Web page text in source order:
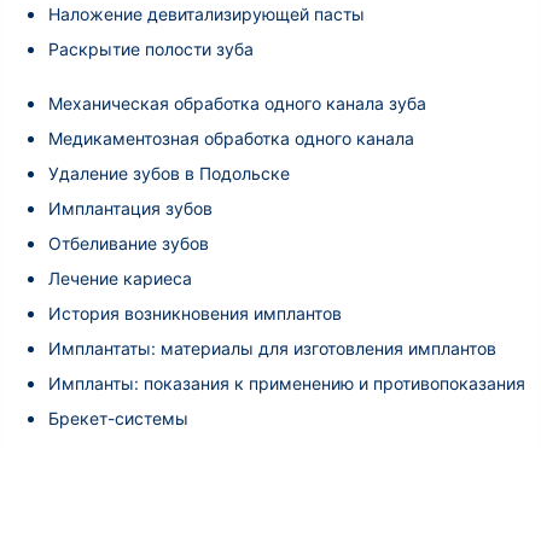
Наложение девитализирующей пасты
Раскрытие полости зуба
Механическая обработка одного канала зуба
Медикаментозная обработка одного канала
Удаление зубов в Подольске
Имплантация зубов
Отбеливание зубов
Лечение кариеса
История возникновения имплантов
Имплантаты: материалы для изготовления имплантов
Импланты: показания к применению и противопоказания
Брекет-системы